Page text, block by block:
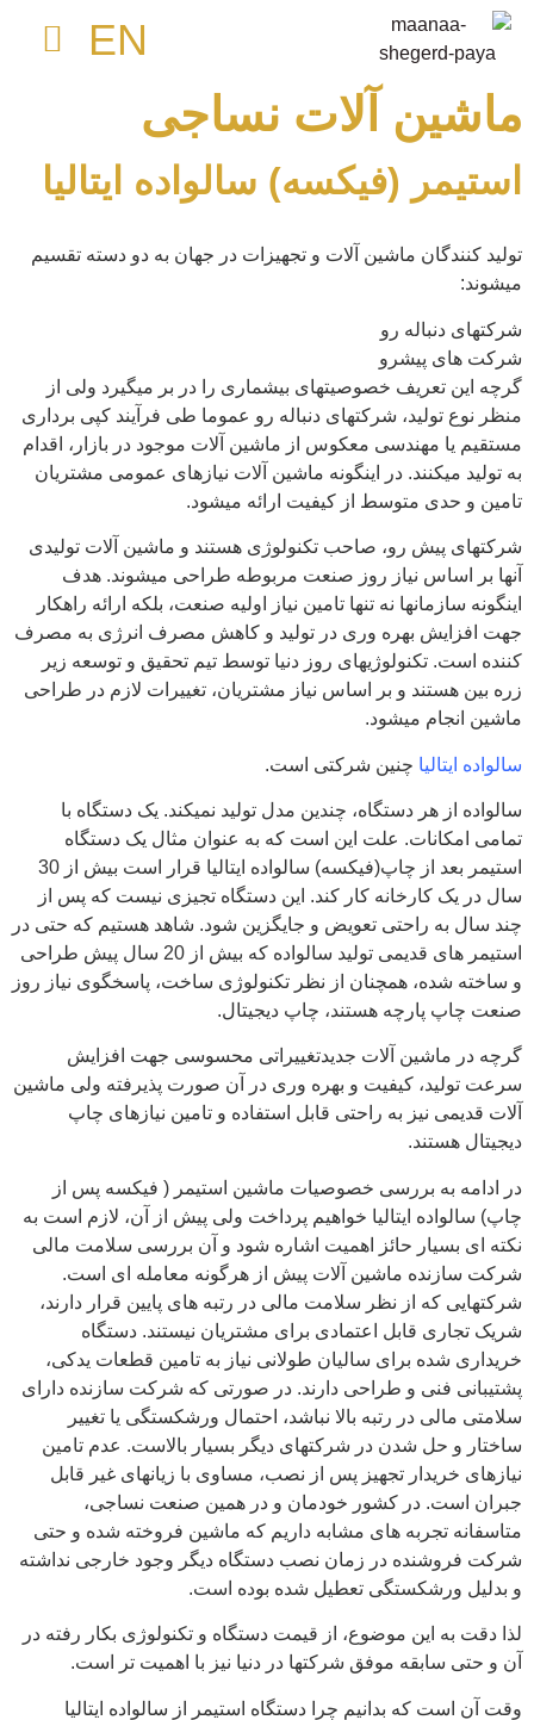
EN
ماشین آلات نساجی
استیمر (فیکسه) سالواده ایتالیا
تولید کنندگان ماشین آلات و تجهیزات در جهان به دو دسته تقسیم
میشوند:
شرکتهای دنباله رو
شرکت های پیشرو
گرچه این تعریف خصوصیتهای بیشماری را در بر میگیرد ولی از
منظر نوع تولید، شرکتهای دنباله رو عموما طی فرآیند کپی برداری
مستقیم یا مهندسی معکوس از ماشین آلات موجود در بازار، اقدام
به تولید میکنند. در اینگونه ماشین آلات نیازهای عمومی مشتریان
تامین و حدی متوسط از کیفیت ارائه میشود.
شرکتهای پیش رو، صاحب تکنولوژی هستند و ماشین آلات تولیدی
آنها بر اساس نیاز روز صنعت مربوطه طراحی میشوند. هدف
اینگونه سازمانها نه تنها تامین نیاز اولیه صنعت، بلکه ارائه راهکار
جهت افزایش بهره وری در تولید و کاهش مصرف انرژی به مصرف
کننده است. تکنولوژیهای روز دنیا توسط تیم تحقیق و توسعه زیر
زره بین هستند و بر اساس نیاز مشتریان، تغییرات لازم در طراحی
ماشین انجام میشود.
سالواده ایتالیا چنین شرکتی است.
سالواده از هر دستگاه، چندین مدل تولید نمیکند. یک دستگاه با
تمامی امکانات. علت این است که به عنوان مثال یک دستگاه
استیمر بعد از چاپ(فیکسه) سالواده ایتالیا قرار است بیش از 30
سال در یک کارخانه کار کند. این دستگاه تجیزی نیست که پس از
چند سال به راحتی تعویض و جایگزین شود. شاهد هستیم که حتی در
استیمر های قدیمی تولید سالواده که بیش از 20 سال پیش طراحی
و ساخته شده، همچنان از نظر تکنولوژی ساخت، پاسخگوی نیاز روز
صنعت چاپ پارچه هستند، چاپ دیجیتال.
گرچه در ماشین آلات جدیدتغییراتی محسوسی جهت افزایش
سرعت تولید، کیفیت و بهره وری در آن صورت پذیرفته ولی ماشین
آلات قدیمی نیز به راحتی قابل استفاده و تامین نیازهای چاپ
دیجیتال هستند.
در ادامه به بررسی خصوصیات ماشین استیمر ( فیکسه پس از
چاپ) سالواده ایتالیا خواهیم پرداخت ولی پیش از آن، لازم است به
نکته ای بسیار حائز اهمیت اشاره شود و آن بررسی سلامت مالی
شرکت سازنده ماشین آلات پیش از هرگونه معامله ای است.
شرکتهایی که از نظر سلامت مالی در رتبه های پایین قرار دارند،
شریک تجاری قابل اعتمادی برای مشتریان نیستند. دستگاه
خریداری شده برای سالیان طولانی نیاز به تامین قطعات یدکی،
پشتیبانی فنی و طراحی دارند. در صورتی که شرکت سازنده دارای
سلامتی مالی در رتبه بالا نباشد، احتمال ورشکستگی یا تغییر
ساختار و حل شدن در شرکتهای دیگر بسیار بالاست. عدم تامین
نیازهای خریدار تجهیز پس از نصب، مساوی با زیانهای غیر قابل
جبران است. در کشور خودمان و در همین صنعت نساجی،
متاسفانه تجربه های مشابه داریم که ماشین فروخته شده و حتی
شرکت فروشنده در زمان نصب دستگاه دیگر وجود خارجی نداشته
و بدلیل ورشکستگی تعطیل شده بوده است.
لذا دقت به این موضوع، از قیمت دستگاه و تکنولوژی بکار رفته در
آن و حتی سابقه موفق شرکتها در دنیا نیز با اهمیت تر است.
وقت آن است که بدانیم چرا دستگاه استیمر از سالواده ایتالیا